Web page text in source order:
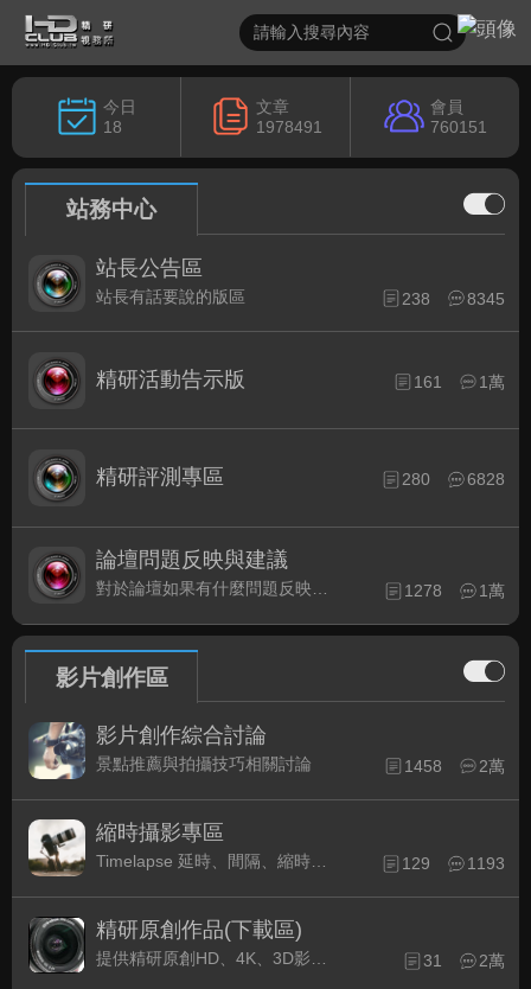
今日
18
文章
1978491
會員
760151
站務中心
站長公告區
站長有話要說的版區 238 8345
精研活動告示版 161 1萬
精研評測專區 280 6828
論壇問題反映與建議
對於論壇如果有什麼問題反映或是建議, 竭誠歡迎在這裡盡情發表 1278 1萬
影片創作區
影片創作綜合討論
景點推薦與拍攝技巧相關討論 1458 2萬
縮時攝影專區
129 1193
精研原創作品(下載區)
提供精研原創HD、4K、3D影片作品下載專區 31 2萬